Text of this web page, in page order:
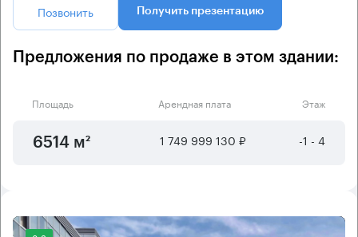
Позвонить Получить презентацию
Предложения по продаже в этом здании:
Площадь Арендная плата Этаж
6514 м² 1 749 999 130 ₽ -1 - 4